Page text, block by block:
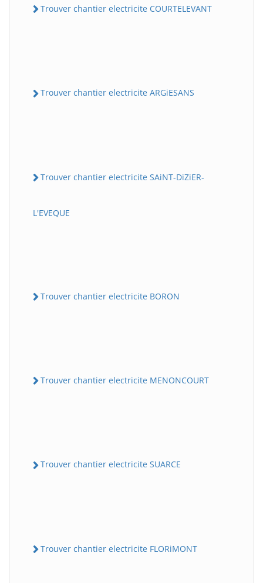
Trouver chantier electricite COURTELEVANT
Trouver chantier electricite ARGiESANS
Trouver chantier electricite SAiNT-DiZiER-
L'EVEQUE
Trouver chantier electricite BORON
Trouver chantier electricite MENONCOURT
Trouver chantier electricite SUARCE
Trouver chantier electricite FLORiMONT